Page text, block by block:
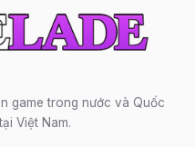
game trong nước và Quốc
Việt Nam.